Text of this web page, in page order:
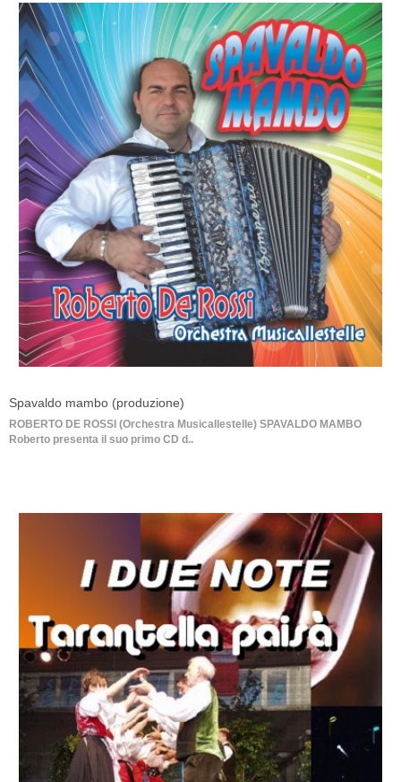
Spavaldo mambo (produzione)
ROBERTO DE ROSSI (Orchestra Musicallestelle) SPAVALDO MAMBO
Roberto presenta il suo primo CD d..